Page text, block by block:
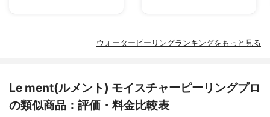
ウォーターピーリングランキングをもっと見る
Le ment(ルメント) モイスチャーピーリングプロ
の類似商品：評価・料金比較表